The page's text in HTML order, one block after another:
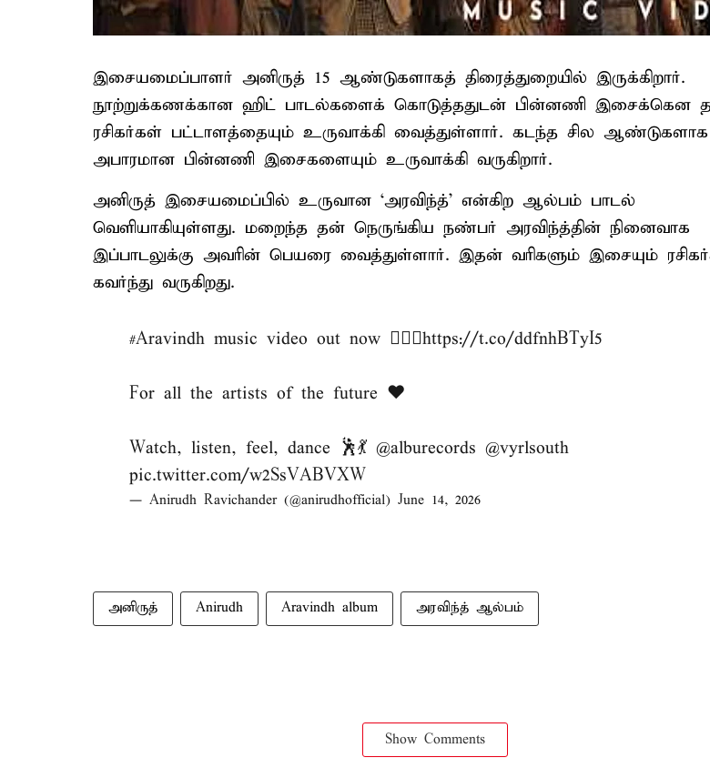
இசையமைப்பாளர் அனிருத் 15 ஆண்டுகளாகத் திரைத்துறையில் இருக்கிறார்.
நூற்றுக்கணக்கான ஹிட் பாடல்களைக் கொடுத்ததுடன் பின்னணி இசைக்கென
ரசிகர்கள் பட்டாளத்தையும் உருவாக்கி வைத்துள்ளார். கடந்த சில ஆண்டுகளாக
அபாரமான பின்னணி இசைகளையும் உருவாக்கி வருகிறார்.
அனிருத் இசையமைப்பில் உருவான ‘அரவிந்த்’ என்கிற ஆல்பம் பாடல்
வெளியாகியுள்ளது. மறைந்த தன் நெருங்கிய நண்பர் அரவிந்த்தின் நினைவாக
இப்பாடலுக்கு அவரின் பெயரை வைத்துள்ளார். இதன் வரிகளும் இசையும்
கவர்ந்து வருகிறது.
#Aravindh music video out now 🙋🏻‍♂️https://t.co/ddfnhBTyI5
For all the artists of the future ❤️
Watch, listen, feel, dance 🕺💃 @alburecords @vyrlsouth
pic.twitter.com/w2SsVABVXW
— Anirudh Ravichander (@anirudhofficial) June 14, 2026
அனிருத் Anirudh Aravindh album அரவிந்த் ஆல்பம்
Show Comments